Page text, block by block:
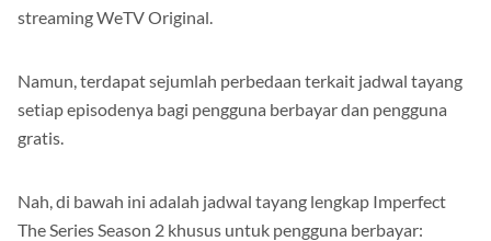
streaming WeTV Original.
Namun, terdapat sejumlah perbedaan terkait jadwal tayang
setiap episodenya bagi pengguna berbayar dan pengguna
gratis.
Nah, di bawah ini adalah jadwal tayang lengkap Imperfect
The Series Season 2 khusus untuk pengguna berbayar: